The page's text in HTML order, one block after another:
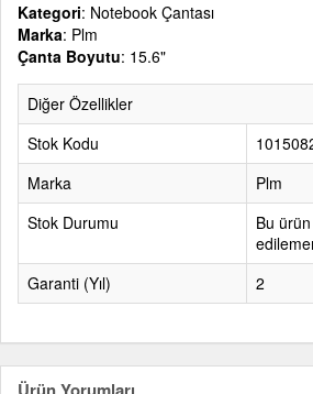
Kategori: Notebook Çantası
Marka: Plm
Çanta Boyutu: 15.6"
Diğer Özellikler
Stok Kodu
Marka
Plm
Stok Durumu
Bu
Garanti (Yıl)
2